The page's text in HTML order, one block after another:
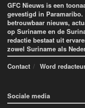
GFC Nieuws is een
gevestigd in
betrouwbaar nieuws,
op Suriname en de
redactie bestaat uit
zowel Suriname als
Contact
Word
Sociale media